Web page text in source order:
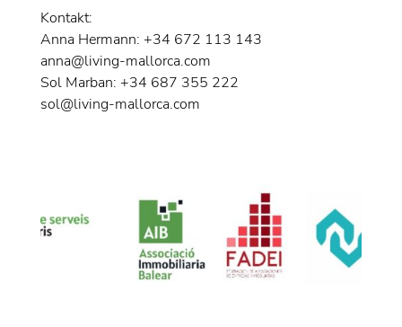
Kontakt:
Anna Hermann: +34 672 113 143
anna@living-mallorca.com
Sol Marban: +34 687 355 222
sol@living-mallorca.com